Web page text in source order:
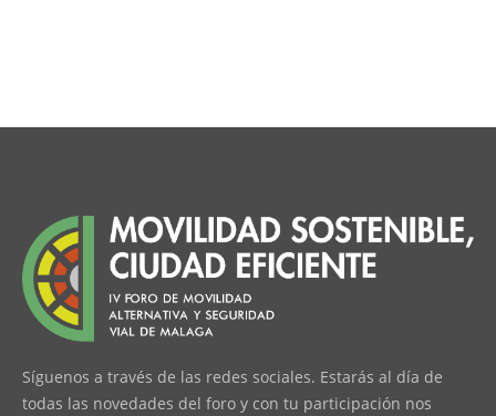
Síguenos a través de las redes sociales. Estarás al día de
todas las novedades del foro y con tu participación nos